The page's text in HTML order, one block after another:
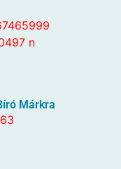
Márkra